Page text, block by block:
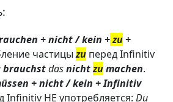
+nicht / kein +zu+
частицы zu перед Infinitiv
brauchstdasnichtzumachen.
+nicht / kein + Infinitiv
Infinitiv НЕ употребляется: Du